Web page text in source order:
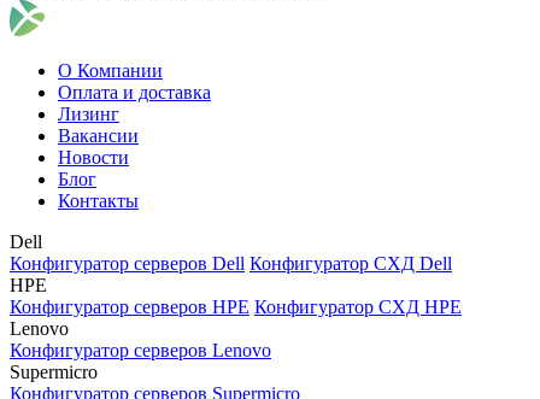
О Компании
Оплата и доставка
Лизинг
Вакансии
Новости
Блог
Контакты
Dell
Конфигуратор серверов Dell Конфигуратор СХД Dell
HPE
Конфигуратор серверов HPE Конфигуратор СХД HPE
Lenovo
Конфигуратор серверов Lenovo
Supermicro
Конфигуратор серверов Supermicro